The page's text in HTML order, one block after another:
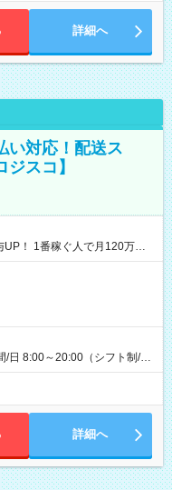
詳細へ
い対応！配送ス
スコ】
！ 1番稼ぐ人で月120万ほ
係 1日150個配達×25日勤務
/日 8:00～20:00（シフト制/実
では週4も有り） ※配達状況
※案件により多少の前後あ
詳細へ